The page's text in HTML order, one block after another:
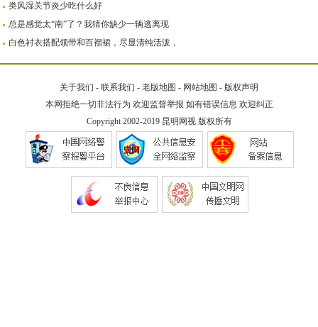
类风湿关节炎少吃什么好
总是感觉太“南”了？我猜你缺少一辆逃离现
白色衬衣搭配领带和百褶裙，尽显清纯活泼，
关于我们 - 联系我们 - 老版地图 - 网站地图 - 版权声明
本网拒绝一切非法行为 欢迎监督举报 如有错误信息 欢迎纠正
Copyright 2002-2019 昆明网视版权所有